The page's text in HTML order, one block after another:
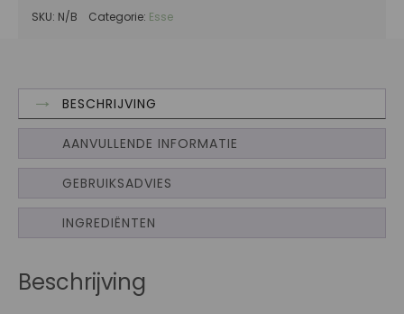
SKU: N/B Categorie: Esse
BESCHRIJVING
AANVULLENDE INFORMATIE
GEBRUIKSADVIES
INGREDIËNTEN
Beschrijving